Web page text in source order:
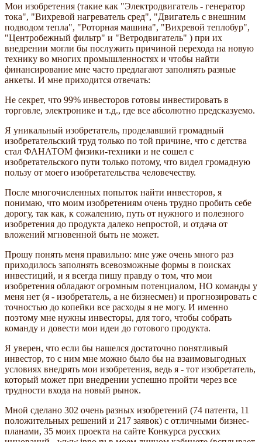
Мои изобретения (такие как "Электродвигатель - генератор
тока", "Вихревой нагреватель сред", "Двигатель с внешним
подводом тепла", "Роторная машина", "Вихревой теплобур",
"Центробежный фильтр" и "Ветродвигатель" ) при их
внедрении могли бы послужить причиной перехода на новую
технику во многих промышленностях и чтобы найти
финансирование мне часто предлагают заполнять разные
анкеты. И мне приходится отвечать:
Не секрет, что 99% инвесторов готовы инвестировать в
торговле, электронике и т.д., где все абсолютно предсказуемо.
Я уникальный изобретатель, проделавший громадный
изобретательский труд только по той причине, что с детства
стал ФАНАТОМ физики-техники и не сошел с
изобретательского пути только потому, что видел громадную
пользу от моего изобретательства человечеству.
После многочисленных попыток найти инвесторов, я
понимаю, что моим изобретениям очень трудно пробить себе
дорогу, так как, к сожалению, путь от нужного и полезного
изобретения до продукта далеко непростой, и отдача от
вложений мгновенной быть не может.
Прошу понять меня правильно: мне уже очень много раз
приходилось заполнять всевозможные формы в поисках
инвестиций, и я всегда пишу правду о том, что мои
изобретения обладают огромным потенциалом, НО команды у
меня нет (я - изобретатель, а не бизнесмен) и прогнозировать с
точностью до копейки все расходы я не могу. И именно
поэтому мне нужны инвесторы, для того, чтобы собрать
команду и довести мои идеи до готового продукта.
Я уверен, что если бы нашелся достаточно понятливый
инвестор, то с ним мне можно было бы на взаимовыгодных
условиях внедрять мои изобретения, ведь я - тот изобретатель,
который может при внедрении успешно пройти через все
трудности входа на новый рынок.
Мной сделано 302 очень разных изобретений (74 патента, 11
положительных решений и 217 заявок) с отличными бизнес-
планами, 35 моих проекта на сайте Конкурса русских